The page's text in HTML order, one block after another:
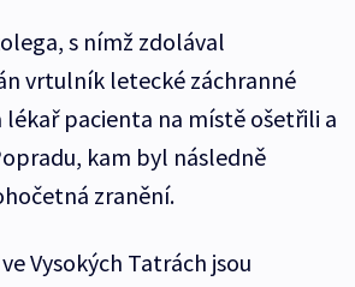
s nímž zdolával
vrtulník letecké záchranné
pacienta na místě ošetřili a
kam byl následně
zranění.
Vysokých Tatrách jsou